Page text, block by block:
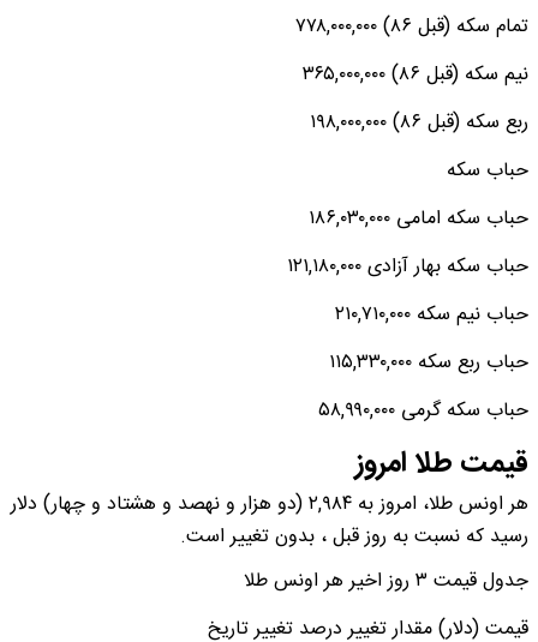
تمام سکه (قبل ۸۶) ۷۷۸,۰۰۰,۰۰۰
نیم سکه (قبل ۸۶) ۳۶۵,۰۰۰,۰۰۰
ربع سکه (قبل ۸۶) ۱۹۸,۰۰۰,۰۰۰
حباب سکه
حباب سکه امامی ۱۸۶,۰۳۰,۰۰۰
حباب سکه بهار آزادی ۱۲۱,۱۸۰,۰۰۰
حباب نیم سکه ۲۱۰,۷۱۰,۰۰۰
حباب ربع سکه ۱۱۵,۳۳۰,۰۰۰
حباب سکه گرمی ۵۸,۹۹۰,۰۰۰
قیمت طلا امروز
هر اونس طلا، امروز به ۲,۹۸۴ (دو هزار و نهصد و هشتاد و چهار) دلار
رسید که نسبت به روز قبل ، بدون تغییر است.
جدول قیمت ۳ روز اخیر هر اونس طلا
قیمت (دلار) مقدار تغییر درصد تغییر تاریخ